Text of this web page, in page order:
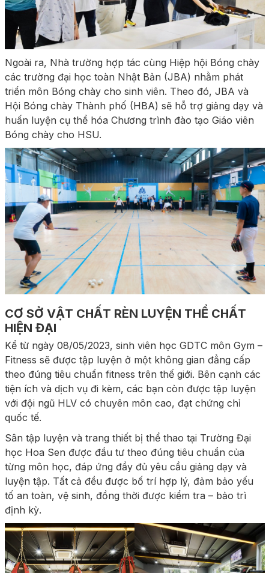
Ngoài ra, Nhà trường hợp tác cùng Hiệp hội Bóng chày
các trường đại học toàn Nhật Bản (JBA) nhằm phát
triển môn Bóng chày cho sinh viên. Theo đó, JBA và
Hội Bóng chày Thành phố (HBA) sẽ hỗ trợ giảng dạy và
huấn luyện cụ thể hóa Chương trình đào tạo Giáo viên
Bóng chày cho HSU.
CƠ SỞ VẬT CHẤT RÈN LUYỆN THỂ CHẤT
HIỆN ĐẠI
Kể từ ngày 08/05/2023, sinh viên học GDTC môn Gym –
Fitness sẽ được tập luyện ở một không gian đẳng cấp
theo đúng tiêu chuẩn fitness trên thế giới. Bên cạnh các
tiện ích và dịch vụ đi kèm, các bạn còn được tập luyện
với đội ngũ HLV có chuyên môn cao, đạt chứng chỉ
quốc tế.
Sân tập luyện và trang thiết bị thể thao tại Trường Đại
học Hoa Sen được đầu tư theo đúng tiêu chuẩn của
từng môn học, đáp ứng đầy đủ yêu cầu giảng dạy và
luyện tập. Tất cả đều được bố trí hợp lý, đảm bảo yếu
tố an toàn, vệ sinh, đồng thời được kiểm tra – bảo trì
định kỳ.